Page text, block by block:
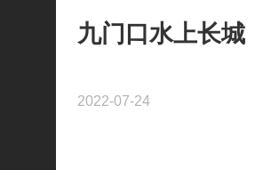
九门口水上长城
2022-07-24